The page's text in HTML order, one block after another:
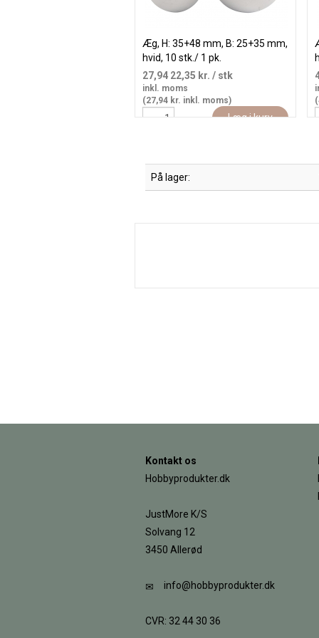
Æg, H: 35+48 mm, B: 25+35 mm,
hvid, 10 stk./ 1 pk.
27,94 22,35 kr. / stk
inkl. moms
(27,94 kr. inkl. moms)
Læg i kurv
På lager:
Kontakt os
Hobbyprodukter.dk
JustMore K/S
Solvang 12
3450 Allerød
info@hobbyprodukter.dk
CVR: 32 44 30 36